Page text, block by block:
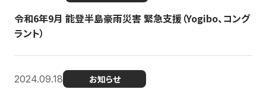
令和6年9月 能登半島豪雨災害 緊急支援（Yogibo、コング
ラント）
2024.09.18 お知らせ